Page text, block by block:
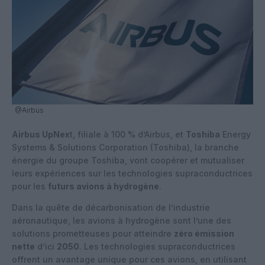
@Airbus
Airbus UpNext, filiale à 100 % d’Airbus, et Toshiba Energy
Systems & Solutions Corporation (Toshiba), la branche
énergie du groupe Toshiba, vont coopérer et mutualiser
leurs expériences sur les technologies supraconductrices
pour les futurs avions à hydrogène.
Dans la quête de décarbonisation de l’industrie
aéronautique, les avions à hydrogène sont l’une des
solutions prometteuses pour atteindre zéro émission
nette d’ici 2050. Les technologies supraconductrices
offrent un avantage unique pour ces avions, en utilisant